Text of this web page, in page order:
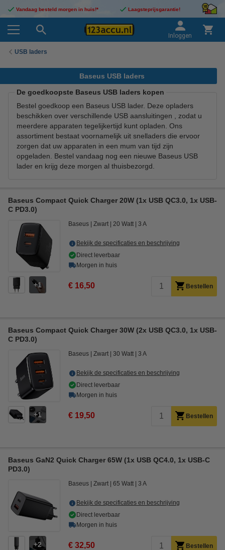
Vandaag besteld morgen in huis!* Laagsteprijsgarantie!
Inloggen
USB laders
Baseus USB laders
De goedkoopste Baseus USB laders kopen
Bestel goedkoop een Baseus USB lader. Deze opladers
beschikken over verschillende USB aansluitingen , zodat u
meerdere apparaten tegelijkertijd kunt opladen. Ons
assortiment bestaat voornamelijk uit snelladers die ervoor
zorgen dat uw apparaten in een mum van tijd zijn
opgeladen. Bestel vandaag nog een nieuwe Baseus USB
lader en krijg deze morgen al thuisbezorgd.
Baseus Compact Quick Charger 20W (1x USB QC3.0, 1x USB-
C PD3.0)
1
Baseus Zwart 20 Watt 3 A
Bekijk de specificaties en beschrijving
Direct leverbaar
Morgen in huis
€ 16,50 Bestellen
Baseus Compact Quick Charger 30W (2x USB QC3.0, 1x USB-
C PD3.0)
1
Baseus Zwart 30 Watt 3 A
Bekijk de specificaties en beschrijving
Direct leverbaar
Morgen in huis
€ 19,50 Bestellen
Baseus GaN2 Quick Charger 65W (1x USB QC4.0, 1x USB-C
PD3.0)
2
Baseus Zwart 65 Watt 3 A
Bekijk de specificaties en beschrijving
Direct leverbaar
Morgen in huis
€ 32,50 Bestellen